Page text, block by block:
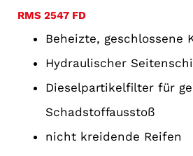
RMS 2547 FD
Beheizte, geschlossene
Hydraulischer
Dieselpartikelfilter für
Schadstoffausstoß
nicht kreidende Reifen